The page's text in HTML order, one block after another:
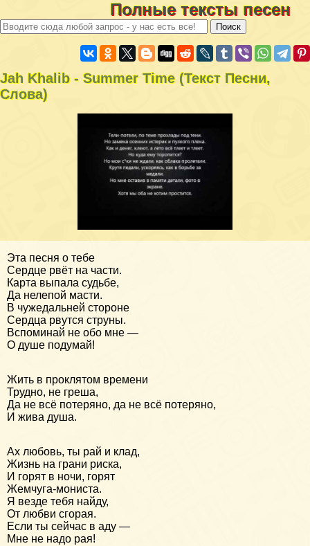
Полные тексты песен
Jah Khalib - Summer Time (Текст Песни,
Слова)
Эта песня о тебе
Сердце рвёт на части.
Карта выпала судьбе,
Да нелепой масти.
В чужедальней стороне
Сердца рвутся струны.
Вспоминай не обо мне —
О душе подумай!
Жить в проклятом времени
Трудно, не греша,
Да не всё потеряно, да не всё потеряно,
И жива душа.
Ах любовь, ты рай и клад,
Жизнь на грани риска,
И горят в ночи, горят
Жемчуга-мониста.
Я везде тебя найду,
От любви сгорая.
Если ты сейчас в аду —
Мне не надо рая!